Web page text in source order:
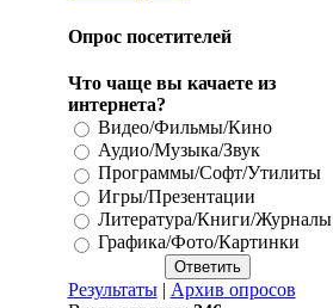
Опрос посетителей
Что чаще вы качаете из
интернета?
Видео/Фильмы/Кино
Аудио/Музыка/Звук
Программы/Софт/Утилиты
Игры/Презентации
Литература/Книги/Журналы
Графика/Фото/Картинки
Результаты| Архив опросов